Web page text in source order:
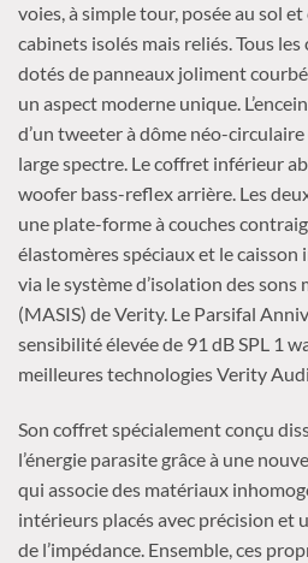
voies, à simple tour, posée au sol
cabinets isolés mais reliés. Tous
dotés de panneaux joliment
un aspect moderne unique.
d’un tweeter à dôme néo-
large spectre. Le coffret inférieur
woofer bass-reflex arrière. Les
une plate-forme à couches
élastomères spéciaux et le
via le système d’isolation des sons
(MASIS) de Verity. Le Parsifal
sensibilité élevée de 91 dB SPL 1
meilleures technologies Verity
Son coffret spécialement conçu
l’énergie parasite grâce à une
qui associe des matériaux
intérieurs placés avec précision et
de l’impédance. Ensemble, ces